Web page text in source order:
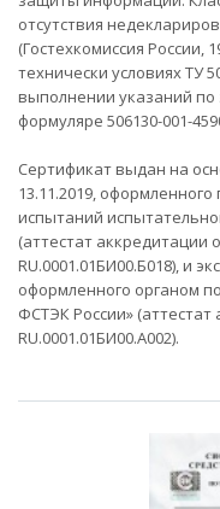
отсутствия
(Гостехкомиссия России,
технически условиях ТУ
выполнении указаний по
формуляре 506130-001-
Сертификат выдан на
13.11.2019,
испытаний
(аттестат аккредитации
RU.0001.01БИ00.Б018), и
оформленного органом
ФСТЭК России»
RU.0001.01БИ00.А002).